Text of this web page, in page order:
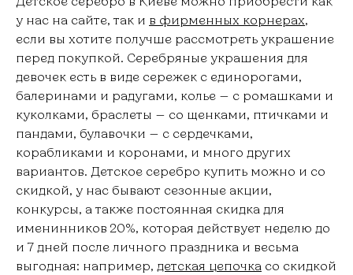
у нас на сайте, так и в фирменных корнерах,
если вы хотите получше рассмотреть украшение
перед покупкой. Серебряные украшения для
девочек есть в виде сережек с единорогами,
балеринами и радугами, колье — с ромашками и
куколками, браслеты — со щенками, птичками и
пандами, булавочки — с сердечками,
корабликами и коронами, и много других
вариантов. Детское серебро купить можно и со
скидкой, у нас бывают сезонные акции,
конкурсы, а также постоянная скидка для
именинников 20%, которая действует неделю до
и 7 дней после личного праздника и весьма
выгодная: например, детская цепочка со скидкой